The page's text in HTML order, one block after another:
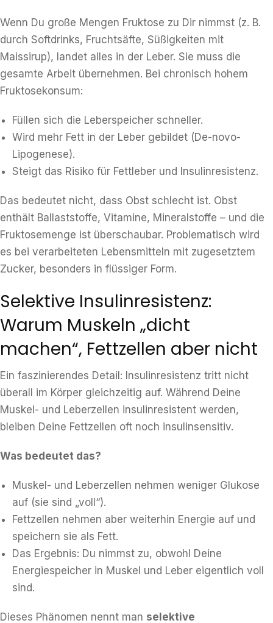
Wenn Du große Mengen Fruktose zu Dir nimmst (z. B.
durch Softdrinks, Fruchtsäfte, Süßigkeiten mit
Maissirup), landet alles in der Leber. Sie muss die
gesamte Arbeit übernehmen. Bei chronisch hohem
Fruktosekonsum:
Füllen sich die Leberspeicher schneller.
Wird mehr Fett in der Leber gebildet (De-novo-
Lipogenese).
Steigt das Risiko für Fettleber und Insulinresistenz.
Das bedeutet nicht, dass Obst schlecht ist. Obst
enthält Ballaststoffe, Vitamine, Mineralstoffe – und die
Fruktosemenge ist überschaubar. Problematisch wird
es bei verarbeiteten Lebensmitteln mit zugesetztem
Zucker, besonders in flüssiger Form.
Selektive Insulinresistenz:
Warum Muskeln „dicht
machen“, Fettzellen aber nicht
Ein faszinierendes Detail: Insulinresistenz tritt nicht
überall im Körper gleichzeitig auf. Während Deine
Muskel- und Leberzellen insulinresistent werden,
bleiben Deine Fettzellen oft noch insulinsensitiv.
Was bedeutet das?
Muskel- und Leberzellen nehmen weniger Glukose
auf (sie sind „voll“).
Fettzellen nehmen aber weiterhin Energie auf und
speichern sie als Fett.
Das Ergebnis: Du nimmst zu, obwohl Deine
Energiespeicher in Muskel und Leber eigentlich voll
sind.
Dieses Phänomen nennt man selektive